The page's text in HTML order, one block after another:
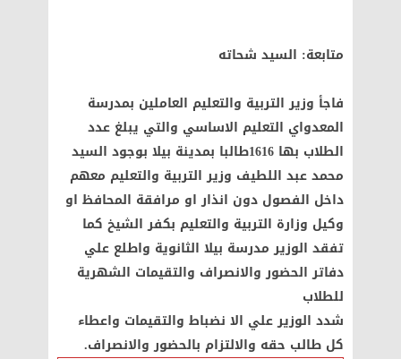
متابعة: السيد شحاته
فاجأ وزير التربية والتعليم العاملين بمدرسة
المعدواي التعليم الاساسي والتي يبلغ عدد
الطلاب بها 1616طالبا بمدينة بيلا بوجود السيد
محمد عبد اللطيف وزير التربية والتعليم معهم
داخل الفصول دون انذار او مرافقة المحافظ او
وكيل وزارة التربية والتعليم بكفر الشيخ كما
تفقد الوزير مدرسة بيلا الثانوية واطلع علي
دفاتر الحضور والانصراف والتقيمات الشهرية
للطلاب
شدد الوزير علي الا نضباط والتقيمات واعطاء
كل طالب حقه والالتزام بالحضور والانصراف.